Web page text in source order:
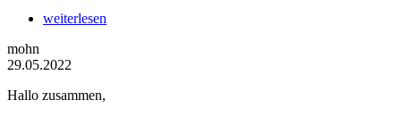
weiterlesen
mohn
29.05.2022
Hallo zusammen,